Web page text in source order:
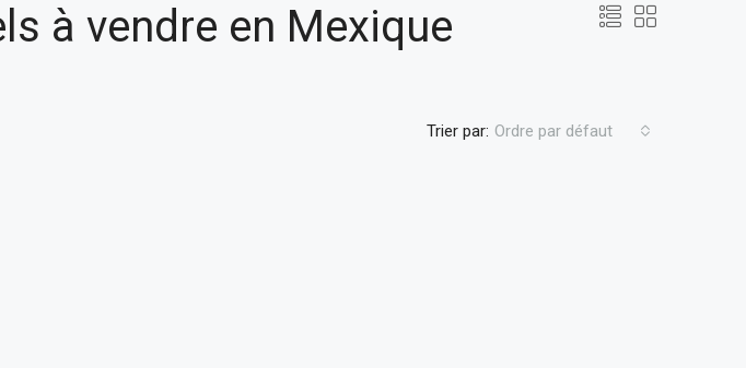
à vendre en Mexique
Trier par: Ordre par défaut